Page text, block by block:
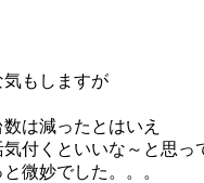
もしますが
は減ったとはいえ
付くといいな～と思っ
微妙でした。。。